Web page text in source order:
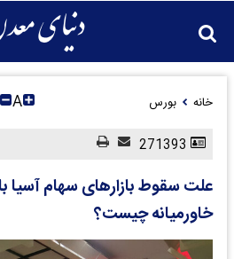
خانه بورس A
علت سقوط بازارهای سهام آسیا
خاورمیانه چیست؟